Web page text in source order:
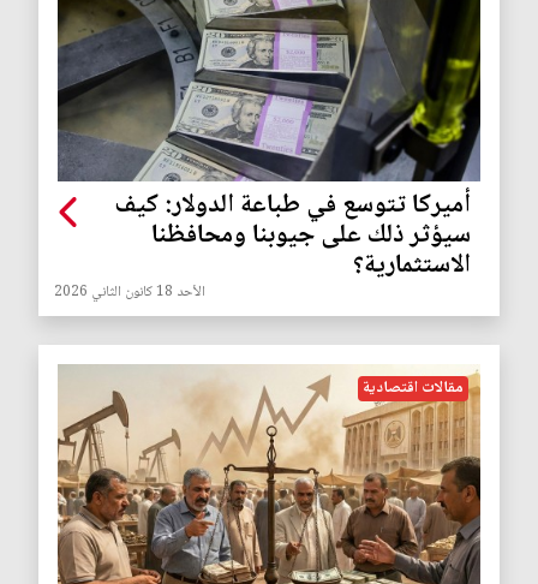
أميركا تتوسع في طباعة الدولار: كيف
سيؤثر ذلك على جيوبنا ومحافظنا
الاستثمارية؟
الأحد 18 كانون الثاني 2026
مقالات اقتصادية